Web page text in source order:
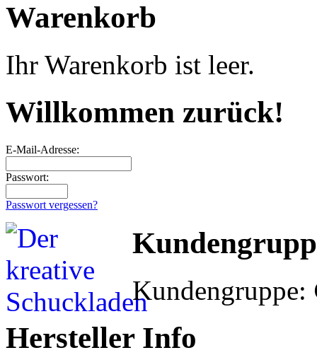
Warenkorb
Ihr Warenkorb ist leer.
Willkommen zurück!
E-Mail-Adresse:
Passwort:
Passwort vergessen?
Kundengruppe:
Hersteller Info